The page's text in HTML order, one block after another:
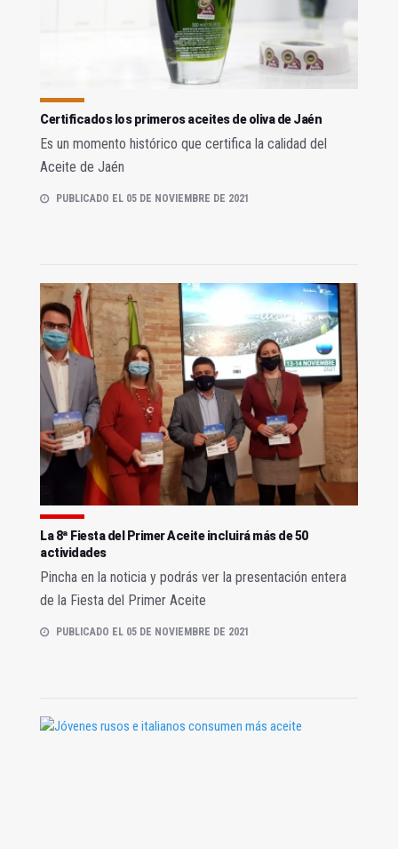
Certificados los primeros aceites de oliva de Jaén
Es un momento histórico que certifica la calidad del
Aceite de Jaén
PUBLICADO EL 05 DE NOVIEMBRE DE 2021
La 8ª Fiesta del Primer Aceite incluirá más de 50
actividades
Pincha en la noticia y podrás ver la presentación entera
de la Fiesta del Primer Aceite
PUBLICADO EL 05 DE NOVIEMBRE DE 2021